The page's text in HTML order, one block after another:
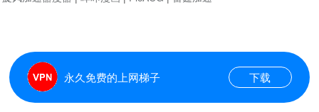
永久免费的上网梯子 下载